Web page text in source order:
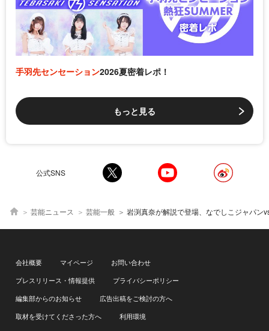
手羽先センセーション2026夏密着レポ！
もっと見る
公式SNS
芸能ニュース 芸能一般 岩渕真奈が解説で登場、なでしこジャパンvsノルウェーの国際親善試合をABEMAで独
会社概要 マイページ
お問い合わせ
プレスリリース・情報提供
プライバシーポリシー
編集部からのお知らせ
広告出稿をご検討の方へ
取材を受けてくださった方へ
利用環境